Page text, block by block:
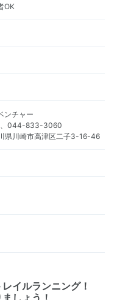
OK
ンチャー
、044-833-3060
県川崎市高津区二子3-16-46
イルランニング！
しょう！